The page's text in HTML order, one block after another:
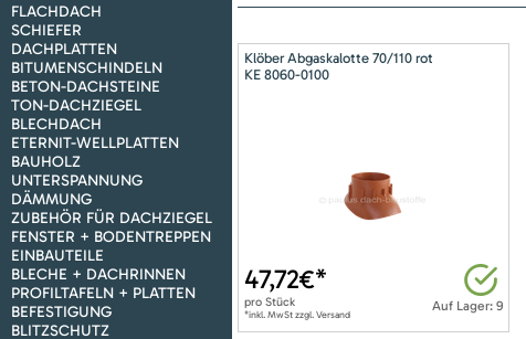
FLACHDACH
SCHIEFER
DACHPLATTEN
BITUMENSCHINDELN
BETON-DACHSTEINE
TON-DACHZIEGEL
BLECHDACH
ETERNIT-WELLPLATTEN
BAUHOLZ
UNTERSPANNUNG
DÄMMUNG
ZUBEHÖR FÜR DACHZIEGEL
FENSTER + BODENTREPPEN
EINBAUTEILE
BLECHE + DACHRINNEN
PROFILTAFELN + PLATTEN
BEFESTIGUNG
BLITZSCHUTZ
Klöber Abgaskalotte 70/110 rot
KE 8060-0100
Auf Lager: 9
47,72€*
pro Stück
*inkl. MwSt zzgl. Versand